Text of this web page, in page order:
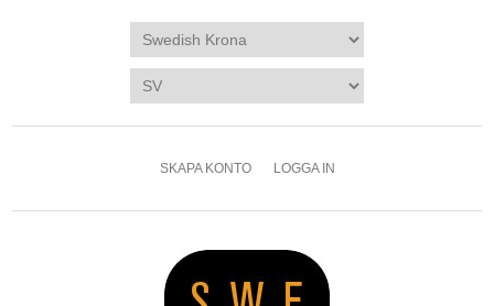
SKAPA KONTO LOGGA IN